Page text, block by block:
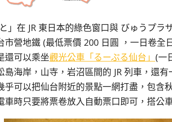
」在 JR 東日本的綠色窗口與 びゅうプラ
市營地鐵 (最低票價 200 日圓 ，一日卷全
還可以乘坐觀光公車「るーぷる仙台」 (一
島海岸，山寺，岩沼區間的 JR 列車，還
乎可以把仙台附近的景點一網打盡，包含
車時只要將票卷放入自動票口即可，搭公